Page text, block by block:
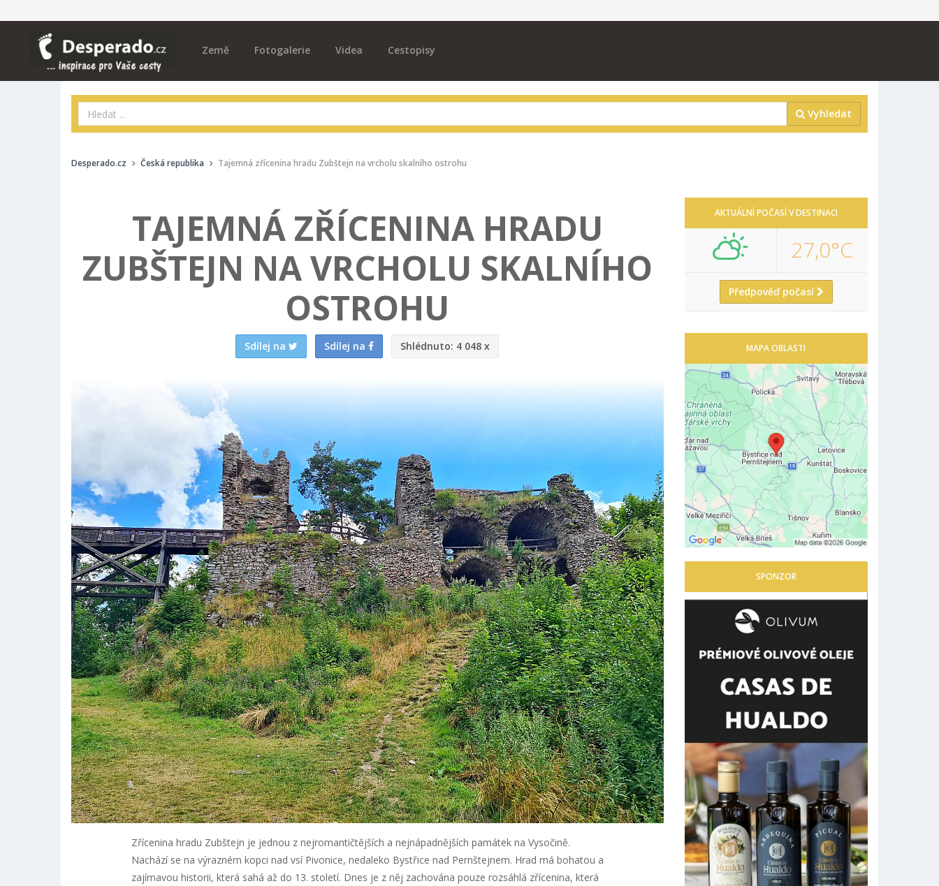
Země Fotogalerie Videa Cestopisy
Vyhledat
Desperado.cz Česká republika Tajemná zřícenina hradu Zubštejn na vrcholu skalního ostrohu
TAJEMNÁ ZŘÍCENINA HRADU
ZUBŠTEJN NA VRCHOLU SKALNÍHO
OSTROHU
Sdílej na Sdílej na Shlédnuto: 4 048 x
Zřícenina hradu Zubštejn je jednou z nejromantičtějších a nejnápadnějších památek na Vysočině.
Nachází se na výrazném kopci nad vsí Pivonice, nedaleko Bystřice nad Pernštejnem. Hrad má bohatou a
zajímavou historii, která sahá až do 13. století. Dnes je z něj zachována pouze rozsáhlá zřícenina, která
AKTUÁLNÍ POČASÍ V DESTINACI
27,0°C
Předpověď počasí
MAPA OBLASTI
SPONZOR